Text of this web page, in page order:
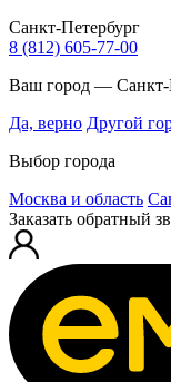
Санкт-Петербург
8 (812) 605-77-00
Ваш город — Санкт-
Да, верно Другой
Выбор города
Москва и область
Заказать обратный